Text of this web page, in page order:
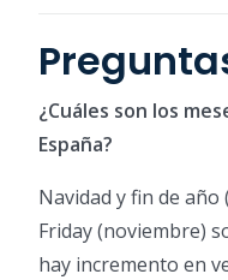
¿Cuáles son los
España?
Navidad y fin de
Friday (noviembre)
hay incremento en